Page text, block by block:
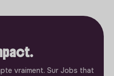
vraiment. Sur Jobs that